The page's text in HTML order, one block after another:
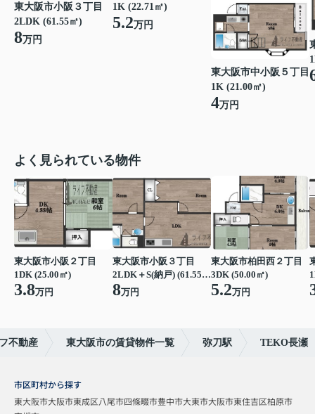
東大阪市小阪３丁目
2LDK (61.55㎡)
8万円
1K (22.71㎡)
5.2万円
東大阪市中小阪５丁目
1K (21.00㎡)
4万円
よく見られている物件
東大阪市小阪２丁目
1DK (25.00㎡)
3.8万円
東大阪市小阪３丁目
2LDK＋S(納戸) (61.55㎡)
8万円
東大阪市柏田西２丁目
3DK (50.00㎡)
5.2万円
不動産 東大阪市の賃貸物件一覧 弥刀駅 TEKO長瀬
市区町村から探す
東大阪市大阪市東成区八尾市四條畷市豊中市大東市大阪市東住吉区柏原市